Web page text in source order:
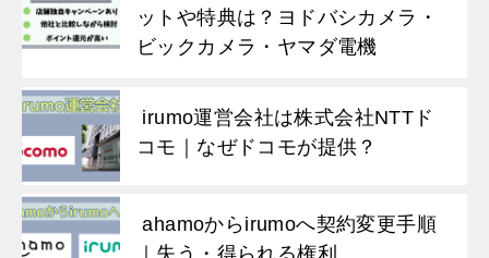
ットや特典は？ヨドバシカメラ・
ビックカメラ・ヤマダ電機
irumo運営会社は株式会社NTTド
コモ｜なぜドコモが提供？
ahamoからirumoへ契約変更手順
｜失う・得られる権利